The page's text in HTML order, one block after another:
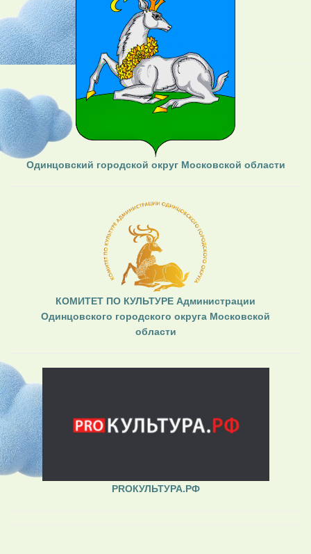
Одинцовский городской округ Московской области
КОМИТЕТ ПО КУЛЬТУРЕ Администрации
Одинцовского городского округа Московской
области
PROКУЛЬТУРА.РФ